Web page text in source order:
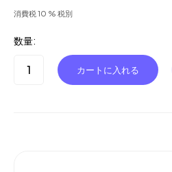
消費税 10 % 税別
数量: